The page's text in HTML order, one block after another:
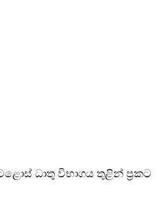
ධාතු විභාගය තුළින් ප්‍රකට